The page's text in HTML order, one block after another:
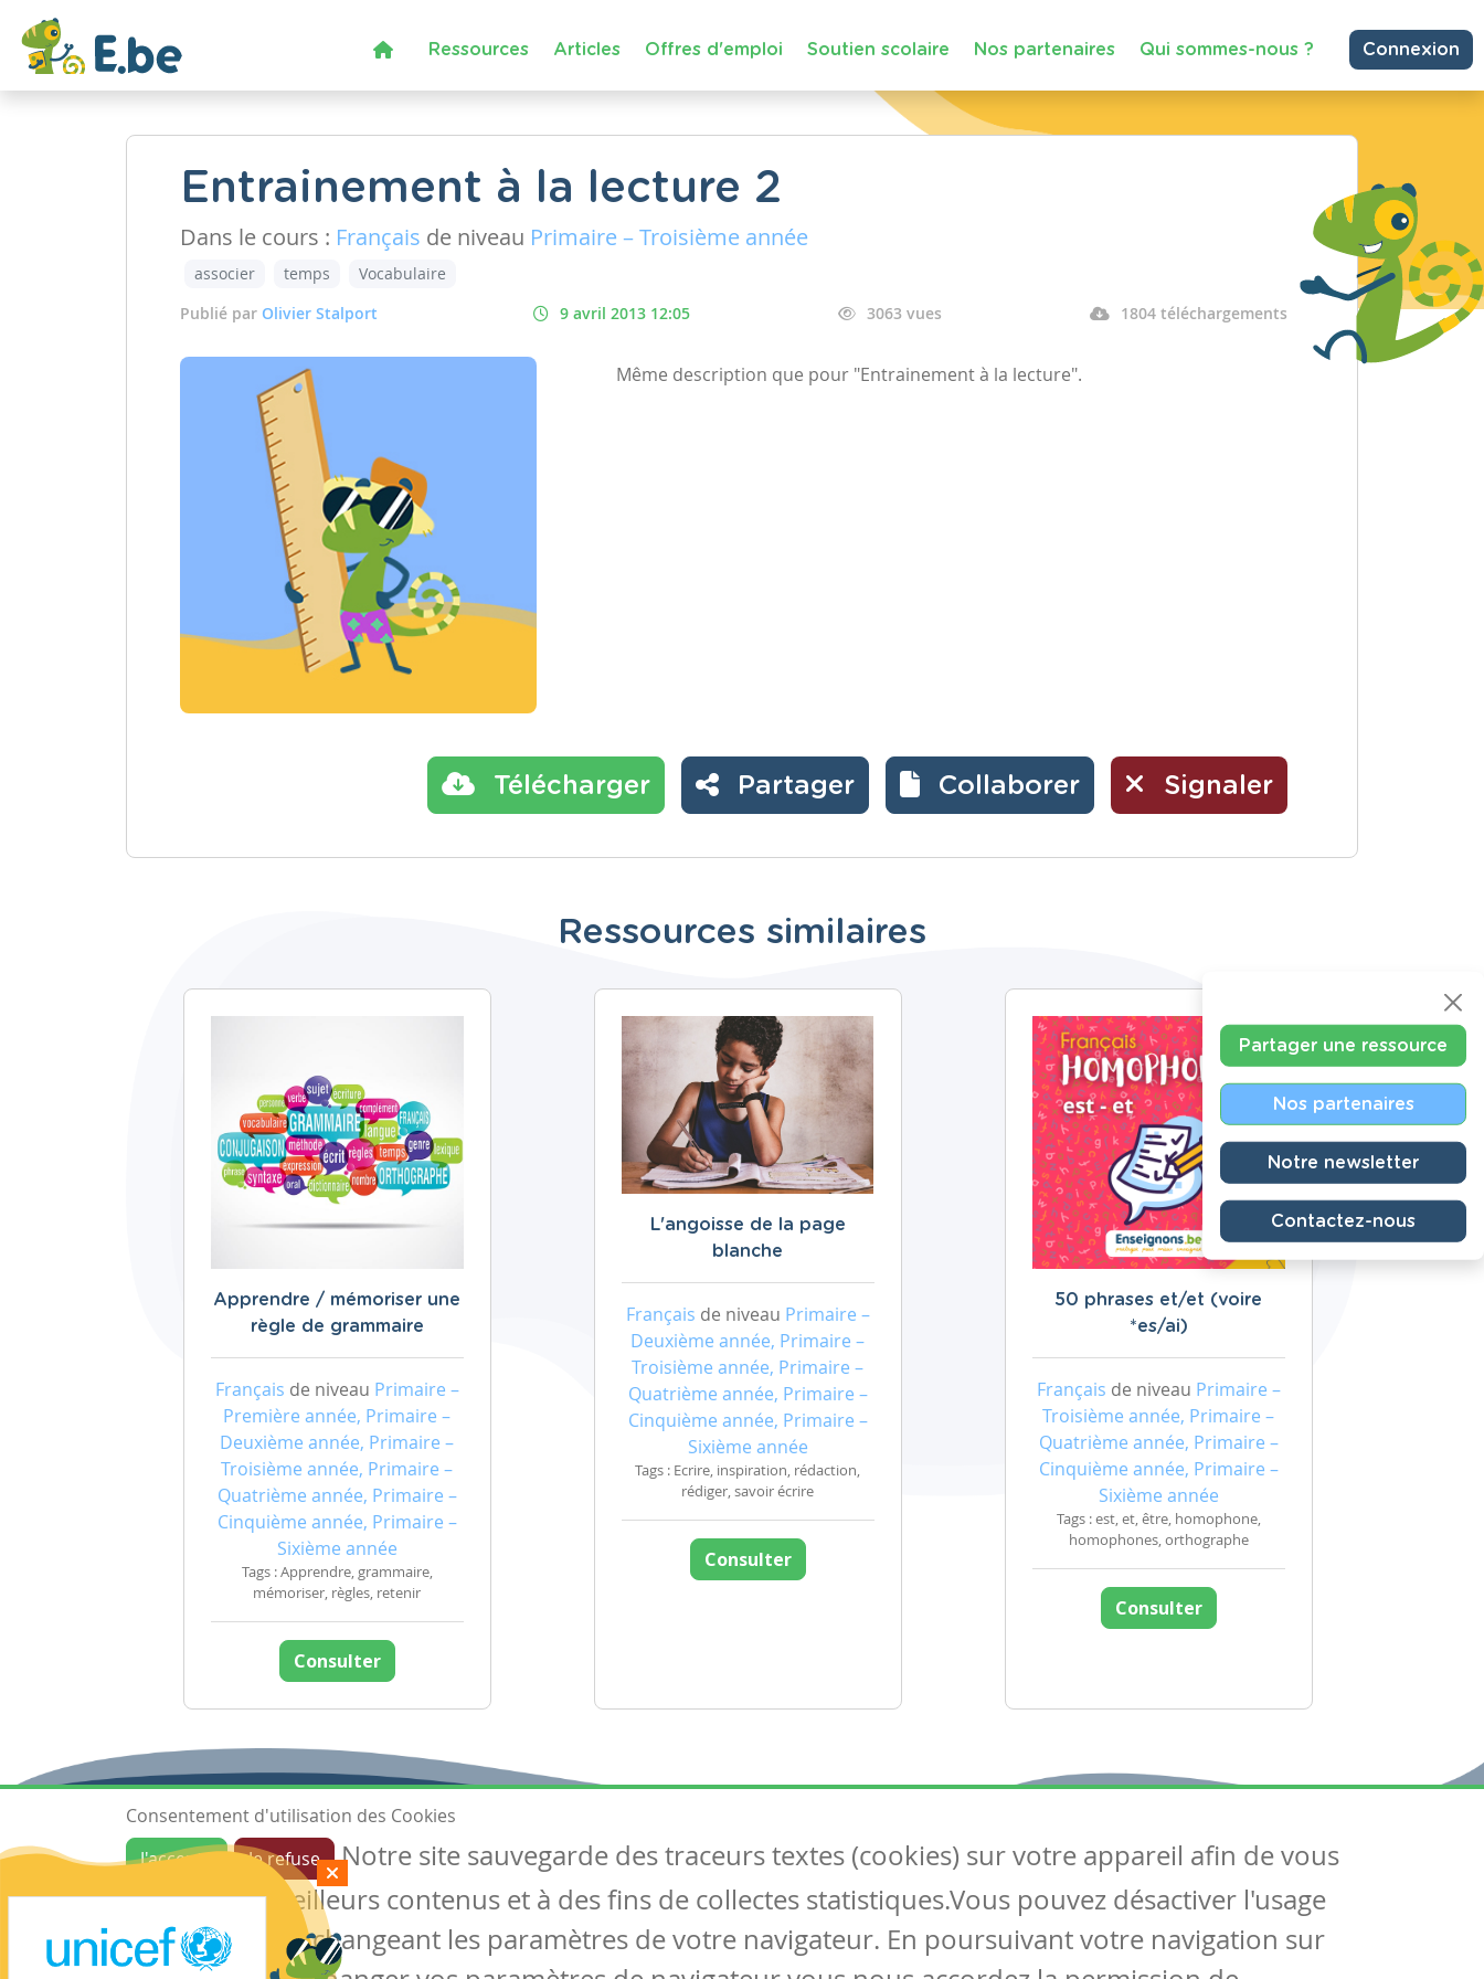
Ressources Articles Offres d'emploi Soutien scolaire Nos partenaires Qui sommes-nous ? Connexion
Entrainement à la lecture 2
Dans le cours : Français de niveau Primaire – Troisième année
associer temps
Vocabulaire
Publié par Olivier Stalport 9 avril 2013 12:05 3063 vues 1804 téléchargements
Même description que pour "Entrainement à la lecture".
Télécharger Partager Collaborer Signaler
Ressources similaires
Apprendre / mémoriser une
règle de grammaire
Français de niveau Primaire –
Première année, Primaire –
Deuxième année, Primaire –
Troisième année, Primaire –
Quatrième année, Primaire –
Cinquième année, Primaire –
Sixième année
Tags : Apprendre, grammaire,
mémoriser, règles, retenir
Consulter
L'angoisse de la page
blanche
Français de niveau Primaire –
Deuxième année, Primaire –
Troisième année, Primaire –
Quatrième année, Primaire –
Cinquième année, Primaire –
Sixième année
Tags : Ecrire, inspiration, rédaction,
rédiger, savoir écrire
Consulter
50 phrases et/et (voire
*es/ai)
Français de niveau Primaire –
Troisième année, Primaire –
Quatrième année, Primaire –
Cinquième année, Primaire –
Sixième année
Tags : est, et, être, homophone,
homophones, orthographe
Consulter
Partager une ressource
Nos partenaires
Notre newsletter
Contactez-nous
Ressources
Les ressources
Créer une ressource
Mes ressources
Articles
Tous les articles
Articles DYS
Suivez-nous
Contactez-nous
Soutien scolaire
Consentement d'utilisation des Cookies
J'accepte
Je refuse
Notre site sauvegarde des traceurs textes (cookies) sur votre appareil afin de vous
garantir de meilleurs contenus et à des fins de collectes statistiques.Vous pouvez désactiver l'usage
des cookies en changeant les paramètres de votre navigateur. En poursuivant votre navigation sur